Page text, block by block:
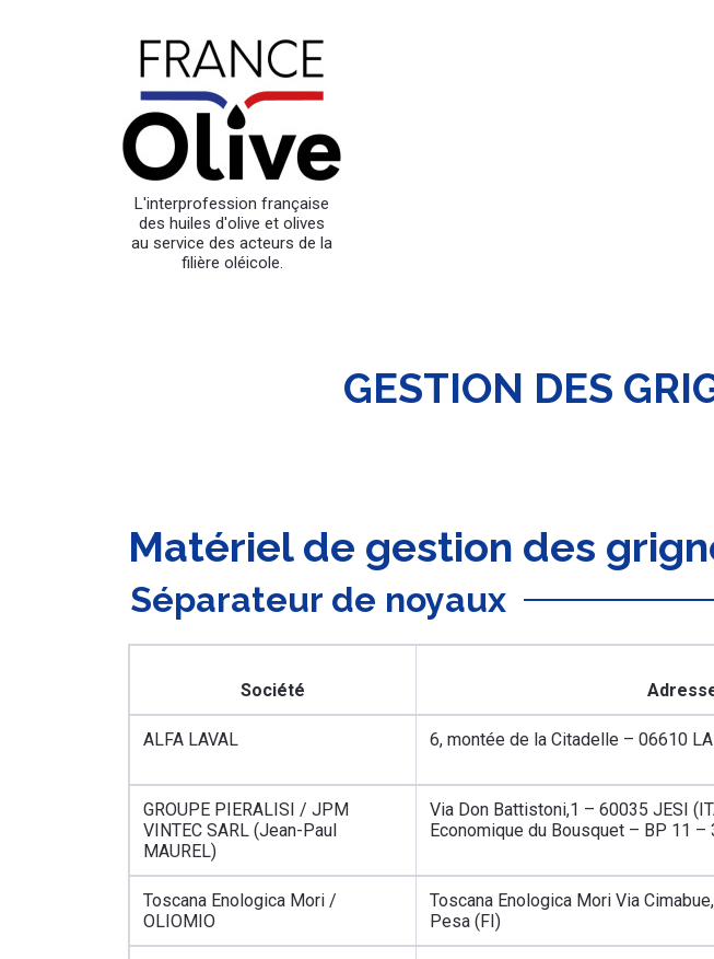
L'interprofession française
des huiles d'olive et olives
au service des acteurs de la
filière oléicole.
GESTION DES
Matériel de gestion des
Séparateur de noyaux
Société
ALFA LAVAL 6, montée de la Citadelle – 06610 LA
GROUPE PIERALISI / JPM
VINTEC SARL (Jean-Paul
MAUREL)
Via Don Battistoni,1 – 60035 JESI
Economique du Bousquet – BP 11 –
Toscana Enologica Mori /
OLIOMIO
Toscana Enologica Mori Via
Pesa (FI)